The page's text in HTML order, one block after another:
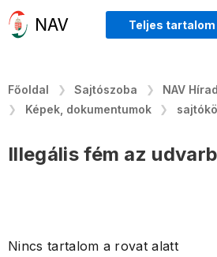
Teljes tartalom
Főoldal Sajtószoba
NAV
Képek, dokumentumok
Illegális fém az
Nincs tartalom a rovat alatt